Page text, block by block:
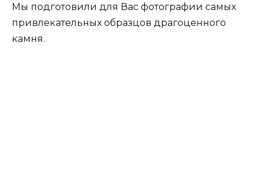
Мы подготовили для Вас фотографии самых
привлекательных образцов драгоценного
камня.